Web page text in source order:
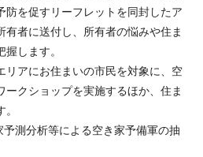
防を促すリーフレットを同封したア
有者に送付し、所有者の悩みや住ま
します。
リアにお住まいの市民を対象に、空
ークショップを実施するほか、住ま
測分析等による空き家予備軍の抽